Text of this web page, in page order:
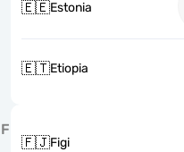
🇪🇪Estonia
🇪🇹Etiopia
F
🇫🇯Figi